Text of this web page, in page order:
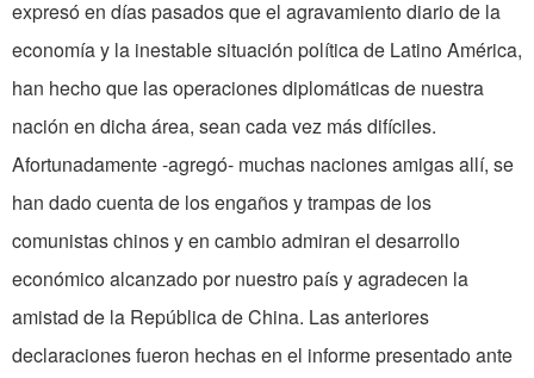
expresó en días pasados que el agravamiento diario de la
economía y la inestable situación política de Latino América,
han hecho que las operaciones diplomáticas de nuestra
nación en dicha área, sean cada vez más difíciles.
Afortunadamente -agregó- muchas naciones amigas allí, se
han dado cuenta de los engaños y trampas de los
comunistas chinos y en cambio admiran el desarrollo
económico alcanzado por nuestro país y agradecen la
amistad de la República de China. Las anteriores
declaraciones fueron hechas en el informe presentado ante